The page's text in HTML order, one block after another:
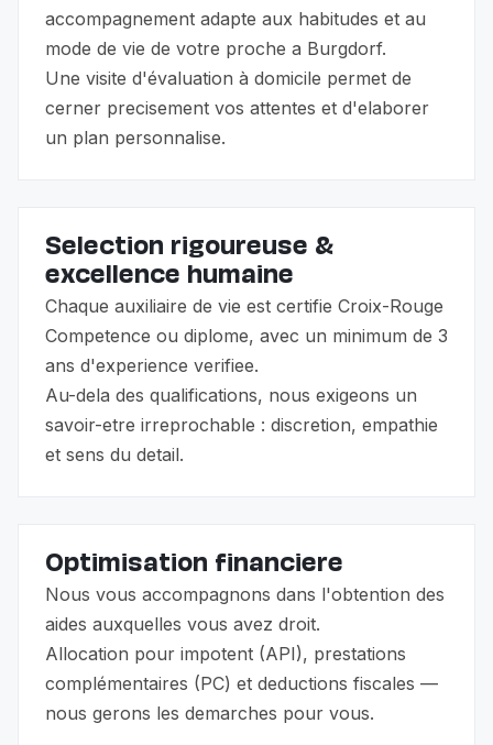
accompagnement adapte aux habitudes et au
mode de vie de votre proche a Burgdorf.
Une visite d'évaluation à domicile permet de
cerner precisement vos attentes et d'elaborer
un plan personnalise.
Selection rigoureuse &
excellence humaine
Chaque auxiliaire de vie est certifie Croix-Rouge
Competence ou diplome, avec un minimum de 3
ans d'experience verifiee.
Au-dela des qualifications, nous exigeons un
savoir-etre irreprochable : discretion, empathie
et sens du detail.
Optimisation financiere
Nous vous accompagnons dans l'obtention des
aides auxquelles vous avez droit.
Allocation pour impotent (API), prestations
complémentaires (PC) et deductions fiscales —
nous gerons les demarches pour vous.